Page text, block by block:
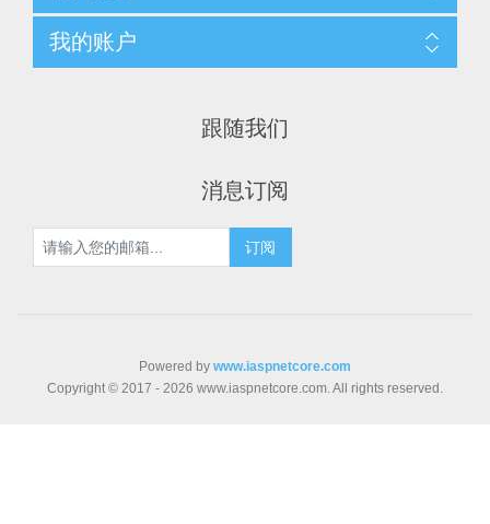
我的账户
跟随我们
消息订阅
Powered by www.iaspnetcore.com
Copyright © 2017 - 2026 www.iaspnetcore.com. All rights reserved.